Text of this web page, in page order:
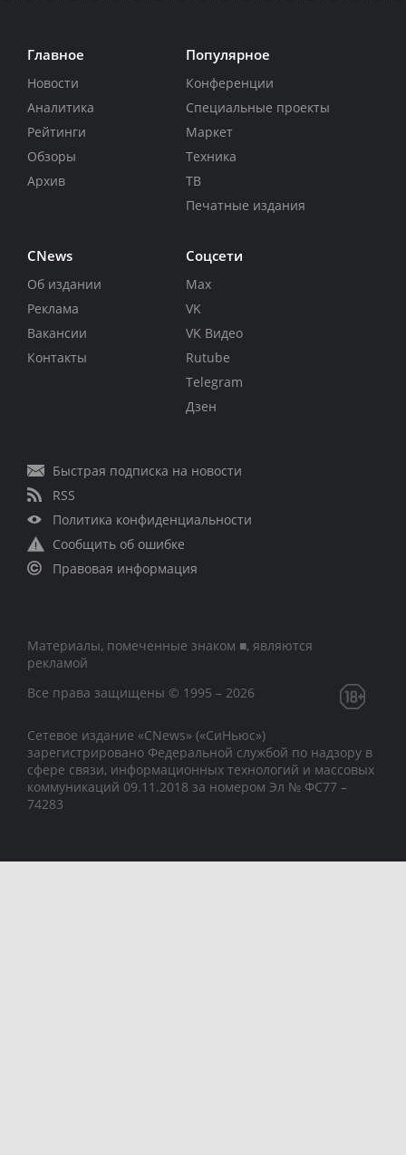
Главное
Новости
Аналитика
Рейтинги
Обзоры
Архив
Популярное
Конференции
Специальные проекты
Маркет
Техника
ТВ
Печатные издания
CNews
Об издании
Реклама
Вакансии
Контакты
Соцсети
Max
VK
VK Видео
Rutube
Telegram
Дзен
Быстрая подписка на новости
RSS
Политика конфиденциальности
Сообщить об ошибке
Правовая информация
Материалы, помеченные знаком ■, являются
рекламой
Все права защищены © 1995 – 2026
Сетевое издание «CNews» («СиНьюс»)
зарегистрировано Федеральной службой по надзору в
сфере связи, информационных технологий и массовых
коммуникаций 09.11.2018 за номером Эл № ФС77 –
74283